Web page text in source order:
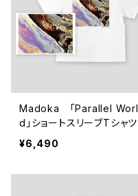
Madoka 「Parallel Worl
d」ショートスリーブTシャツ
¥6,490